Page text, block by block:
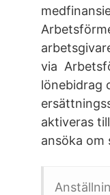
via
lönebidrag
aktiveras
ansöka om